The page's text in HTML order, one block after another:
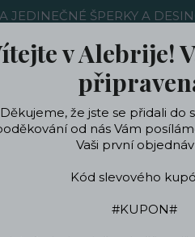
JEDINEČNÉ ŠPERKY A
u nás Kontakty
Hledat
doplňky
v Alebrije!
Děkujeme, že jste se přidali do
od nás Vám
Vaši první
Kód slevového
#KUPON#